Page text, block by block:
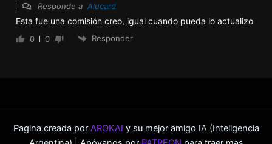
Responde a Alucard
Esta fue una comisión creo, igual cuando pueda lo actualizo
0 0 Responder
Pagina creada por AROKAI y su mejor amigo IA (Inteligencia